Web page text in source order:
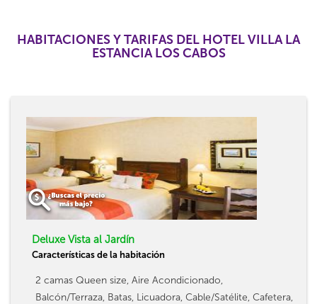
HABITACIONES Y TARIFAS DEL HOTEL VILLA LA
ESTANCIA LOS CABOS
Deluxe Vista al Jardín
Características de la habitación
2 camas Queen size, Aire Acondicionado,
Balcón/Terraza, Batas, Licuadora, Cable/Satélite, Cafetera,